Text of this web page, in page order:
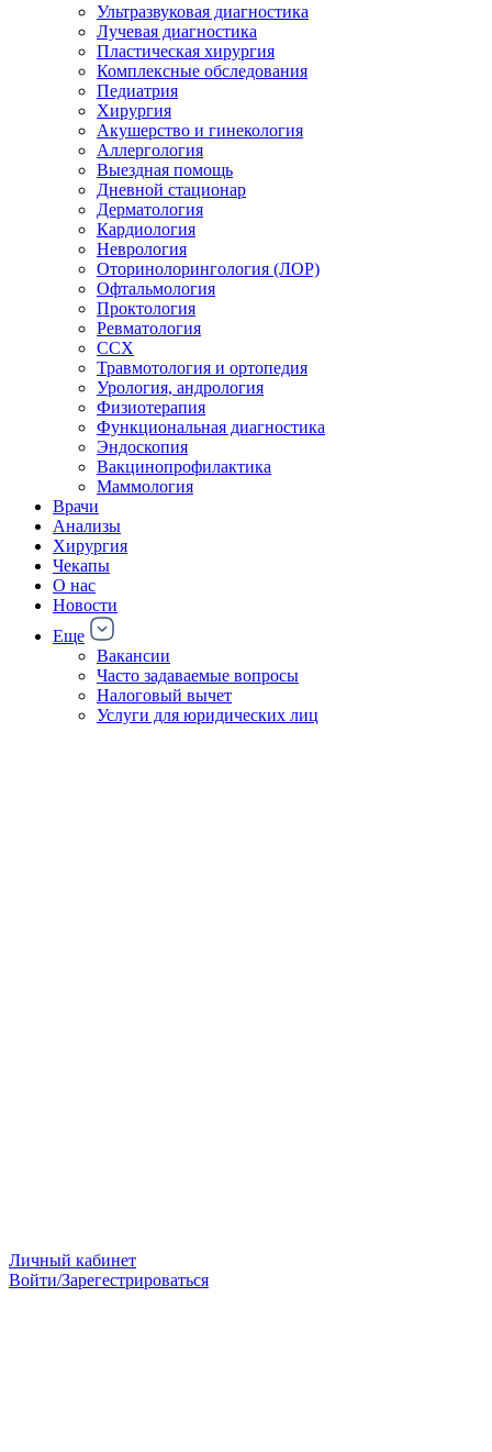
Ультразвуковая диагностика
Лучевая диагностика
Пластическая хирургия
Комплексные обследования
Педиатрия
Хирургия
Акушерство и гинекология
Аллергология
Выездная помощь
Дневной стационар
Дерматология
Кардиология
Неврология
Оторинолорингология (ЛОР)
Офтальмология
Проктология
Ревматология
ССХ
Травмотология и ортопедия
Урология, андрология
Физиотерапия
Функциональная диагностика
Эндоскопия
Вакцинопрофилактика
Маммология
Врачи
Анализы
Хирургия
Чекапы
О нас
Новости
Еще
Вакансии
Часто задаваемые вопросы
Налоговый вычет
Услуги для юридических лиц
Личный кабинет
Войти/Зарегестрироваться